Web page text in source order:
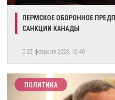
ПЕРМСКОЕ ОБОРОННОЕ
САНКЦИИ КАНАДЫ
25 февраля 2023, 12:40
ПОЛИТИКА